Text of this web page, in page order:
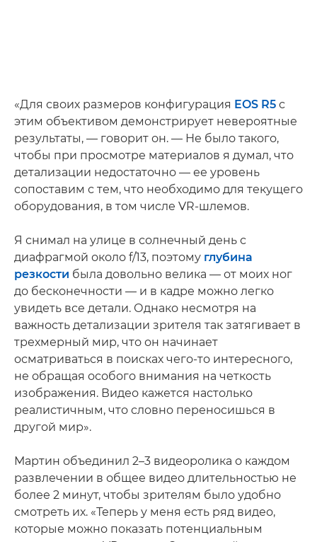
«Для своих размеров конфигурация EOS R5 с
этим объективом демонстрирует невероятные
результаты, — говорит он. — Не было такого,
чтобы при просмотре материалов я думал, что
детализации недостаточно — ее уровень
сопоставим с тем, что необходимо для текущего
оборудования, в том числе VR-шлемов.
Я снимал на улице в солнечный день с
диафрагмой около f/13, поэтому глубина
резкости была довольно велика — от моих ног
до бесконечности — и в кадре можно легко
увидеть все детали. Однако несмотря на
важность детализации зрителя так затягивает в
трехмерный мир, что он начинает
осматриваться в поисках чего-то интересного,
не обращая особого внимания на четкость
изображения. Видео кажется настолько
реалистичным, что словно переносишься в
другой мир».
Мартин объединил 2–3 видеоролика о каждом
развлечении в общее видео длительностью не
более 2 минут, чтобы зрителям было удобно
смотреть их. «Теперь у меня есть ряд видео,
которые можно показать потенциальным